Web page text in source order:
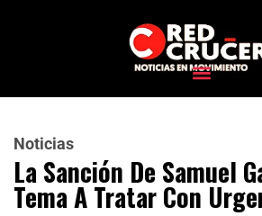
Noticias
La Sanción De Samuel
Tema A Tratar Con